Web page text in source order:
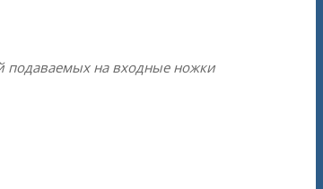
подаваемых на входные ножки